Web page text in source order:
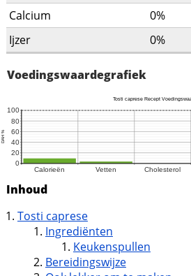
Calcium
0%
Ijzer
0%
Voedingswaardegrafiek
Inhoud
Tosti caprese
Ingrediënten
Keukenspullen
Bereidingswijze